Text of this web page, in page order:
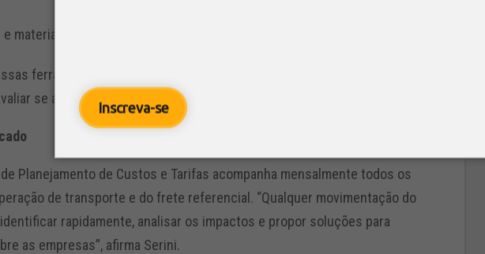
Inscreva-se
materiais técnicos.
ferramentas contribuem para o transportador compreender sua
se a operação está realmente sendo rentável.
Planejamento de Custos e Tarifas acompanha mensalmente todos os
de transporte e do frete referencial. “Qualquer movimentação do
rapidamente, analisar os impactos e propor soluções para
as empresas”, afirma Serini.